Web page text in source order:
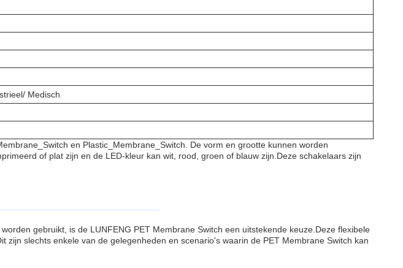
Medisch
en Plastic_Membrane_Switch. De vorm en grootte kunnen worden
of plat zijn en de LED-kleur kan wit, rood, groen of blauw zijn.Deze schakelaars zijn
gebruikt, is de LUNFENG PET Membrane Switch een uitstekende keuze.Deze flexibele
slechts enkele van de gelegenheden en scenario's waarin de PET Membrane Switch kan